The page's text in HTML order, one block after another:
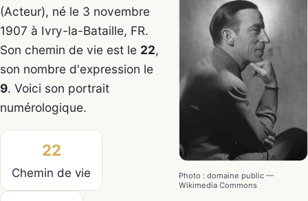
Photo : domaine public —
Wikimedia Commons
(Acteur), né le 3 novembre
1907 à Ivry-la-Bataille, FR.
Son chemin de vie est le 22,
son nombre d'expression le
9. Voici son portrait
numérologique.
22
Chemin de vie